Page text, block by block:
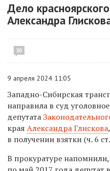
Дело
Александра
30
9 апреля 2024 11:05
Западно-Сибирская
направила в суд
депутата
края Александра Глискова
в получении взятки (ч. 6
В прокуратуре